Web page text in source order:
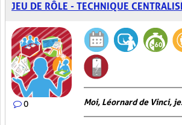
JEU DE RÔLE - TECHNIQUE
0 Moi, Léornard de Vinci,